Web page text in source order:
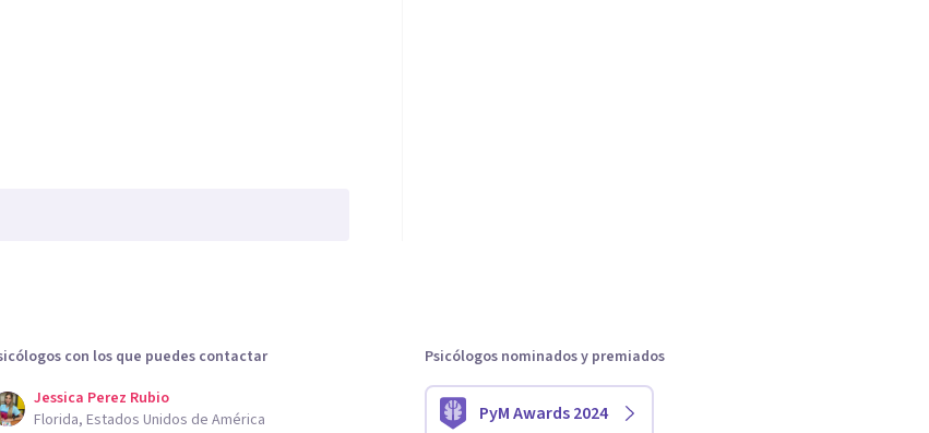
con los que puedes contactar
Jessica Perez Rubio
Florida, Estados Unidos de América
Psicólogos nominados y premiados
PyM Awards 2024